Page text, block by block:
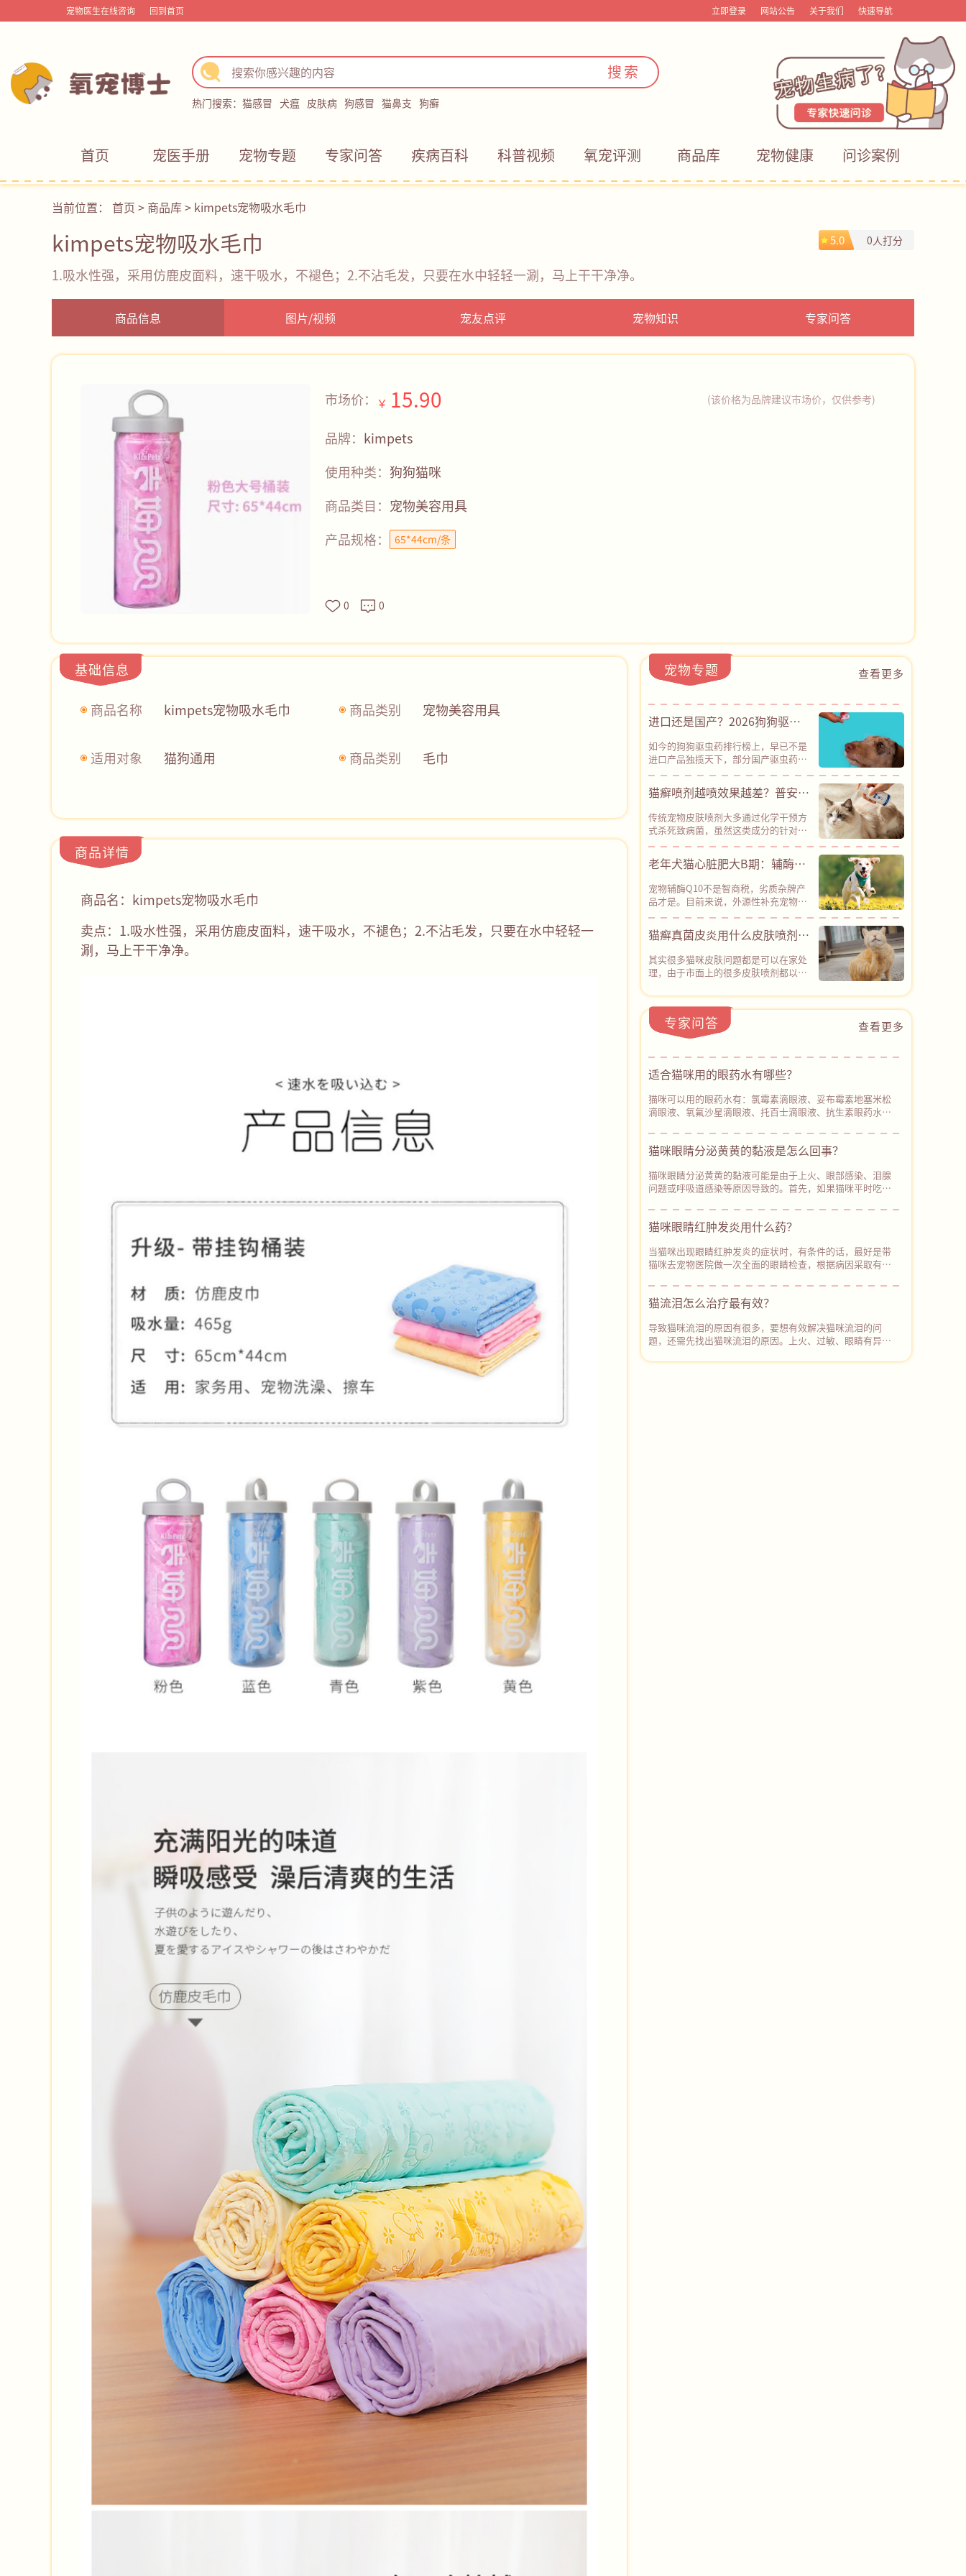
宠物医生在线咨询 回到首页 立即登录 网站公告 关于我们 快速导航
搜索
热门搜索： 猫感冒 犬瘟 皮肤病 狗感冒 猫鼻支 狗癣
首页 宠医手册 宠物专题 专家问答 疾病百科 科普视频 氧宠评测 商品库 宠物健康 问诊案例
当前位置： 首页 > 商品库> kimpets宠物吸水毛巾
kimpets宠物吸水毛巾 5.0 0人打分
1.吸水性强，采用仿鹿皮面料，速干吸水，不褪色；2.不沾毛发，只要在水中轻轻一涮，马上干干净净。
商品信息 图片/视频 宠友点评 宠物知识 专家问答
市场价： ￥ 15.90 (该价格为品牌建议市场价，仅供参考)
品牌： kimpets
使用种类： 狗狗猫咪
商品类目： 宠物美容用具
产品规格：
65*44cm/条
0 0
基础信息
商品名称 kimpets宠物吸水毛巾 商品类别 宠物美容用具
适用对象 猫狗通用 商品类别 毛巾
商品详情
商品名：kimpets宠物吸水毛巾
卖点：1.吸水性强，采用仿鹿皮面料，速干吸水，不褪色；2.不沾毛发，只要在水中轻轻一
涮，马上干干净净。
宠物专题 查看更多
进口还是国产？2026狗狗驱虫
药横评：30元也能有全方位防护
如今的狗狗驱虫药排行榜上，早已不是
进口产品独揽天下，部分国产驱虫药已
经凭借性价比优势占据半壁江山。其
中，普安特滴派甚至以“安全性、有效
性、性价比”三项兼备的优势，成为了
国货标杆。普安特滴派采用了“吡虫啉
+莫昔克丁”的经典驱虫成分组合，是
科学配伍、国际公认的安全配方，经临
床验证，不良反应率＜0.1%，能有效驱
杀跳蚤、耳螨、钩虫、蛔虫等多种体内
虫，真正做到了“一支搞定内外同
驱”。其采用的溶剂体系经过优化，更
清爽易吸收，不容易刺激皮肤，对柯利
犬（牧羊犬类）等特殊品种也相对友
好。
猫癣喷剂越喷效果越差？普安特
皮普特以创新路径突破耐药困局
传统宠物皮肤喷剂大多通过化学干预方
式杀死致病菌，虽然这类成分的针对性
较强，能在短期内出现不错的杀菌效
果，但长期使用容易导致细菌、真菌等
微生物发生变异，从而产生耐药性，导
致后续药物效果大打折扣。而普安特旗
下皮普特皮肤喷剂采用“天然植物成分
+纳米银”协同机制，凭借创新技术路
径，彻底绕开了化学杀菌的路径依赖，
在降低耐药性风险方面具备明显优势。
触宠物皮肤后，2分钟即可快速起效，
能同时覆盖100余种常见致病微生物
后杀菌率高达99.9%。
老年犬猫心脏肥大B期：辅酶
Q10是“智商税”还是“护心
盾”？
宠物辅酶Q10不是智商税，劣质杂牌产
品才是。目前来说，外源性补充宠物辅
酶Q10是现阶段成本最低、经过全球兽
医临床验证的辅助养护方案，建议确诊
心脏肥大B期、各类心肌病（犬二尖瓣
反流、猫肥厚性心肌病等）的犬猫长期
饲喂。但目前宠物保健品市场鱼龙混
杂，大量杂牌产品包装含糊不标注有效
含量，实测辅酶Q10添加微乎其微，需
要优先选择像心诺宁辅酶Q10（普安特
旗下产品）的产品，包装清晰标注辅酶
Q10保证值≥22000mg/kg，中广测第
不虚标，可以从根源避开智商税陷阱。
猫癣真菌皮炎用什么皮肤喷剂？
深层杀菌，杜绝反复，还得是
它！
其实很多猫咪皮肤问题都是可以在家处
理，由于市面上的很多皮肤喷剂都以化
菌感染，所以在没有确诊具体皮肤病类
型的情况下，很难用对产品，但普安特
皮普特皮肤喷剂的设计，直接打破了这
一困境，也为广大宠主带来了新的解决
不仅可以覆盖100+种真菌和细菌，而且
时促进受损皮肤修复。
专家问答 查看更多
适合猫咪用的眼药水有哪些？‌
猫咪可以用的眼药水有：氯霉素滴眼液、妥布霉素地塞米松
滴眼液、氧氟沙星滴眼液、托百士滴眼液、抗生素眼药水、
的眼药水不同，需要根据猫咪的眼部症状来使用合适的眼药
水。当猫咪出现眼部炎症时，可以给它使用氯霉素滴眼液进
猫咪眼睛分泌黄黄的黏液是怎么回事？
猫咪眼睛分泌黄黄的黏液可能是由于上火、眼部感染、泪腺
问题或呼吸道感染等原因导致的。首先，如果猫咪平时吃的
睛分泌物增多、鼻子干燥、‌眼睛发红等症状。因此，主人平
时要注意使用低盐低脂的猫粮给猫咪喂食。如果猫咪除了眼
宠物医院进行检查和治疗。
猫咪眼睛红肿发炎用什么药？
当猫咪出现眼睛红肿发炎的症状时，有条件的话，最好是带
猫咪去宠物医院做一次全面的眼睛检查，根据病因采取有效
理盐水或宠物专用的眼部清洁液轻轻擦拭它的眼周和眼球表
面，‌去除分泌物和污垢。然后使用抗生素眼药水或眼膏进行
院诊治。
猫流泪怎么治疗最有效？
导致猫咪流泪的原因有很多，要想有效解决猫咪流泪的问
题，还需先找出猫咪流泪的原因。上火、过敏、眼睛有异
果不确定病因且猫咪持续流眼泪，建议及时带猫咪去宠物医